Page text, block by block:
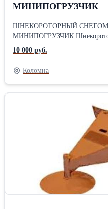
МИНИПОГРУЗЧИК
ШНЕКОРОТОРНЫЙ
МИНИПОГРУЗЧИК Шнекоротор
оборудованием для уборки
складских и промышленных
10 000 руб.
Коломна